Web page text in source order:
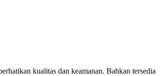
kualitas dan keamanan. Bahkan tersedia